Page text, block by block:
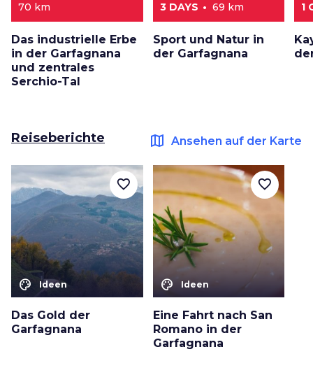
70 km
Das industrielle Erbe
in der Garfagnana
und zentrales
Serchio-Tal
3 DAYS 69 km
Sport und Natur in
der Garfagnana
1
Reiseberichte map Ansehen auf der Karte
color_lens Ideen
Das Gold der
Garfagnana
favorite_border
color_lens Ideen
Eine Fahrt nach San
Romano in der
Garfagnana
favorite_border